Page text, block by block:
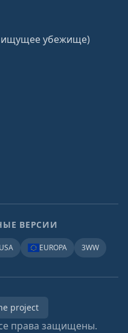
ищущее убежище)
ВЕРСИИ
USA EUROPA 3WW
project
права защищены.